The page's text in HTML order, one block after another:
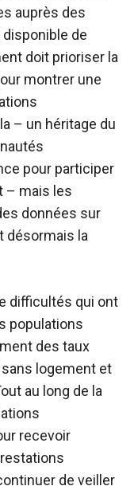
auprès des
de
doit prioriser la
montrer une
– un héritage du
pour participer
– mais les
données sur
désormais la
difficultés qui ont
populations
des taux
logement et
au long de la
recevoir
de veiller